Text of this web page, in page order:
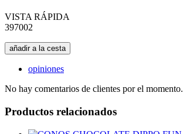
VISTA RÁPIDA
397002
añadir a la cesta
opiniones
No hay comentarios de clientes por el momento.
Productos relacionados